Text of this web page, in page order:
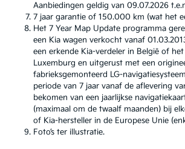
Aanbiedingen geldig van 09.07.2026
7 jaar garantie of 150.000 km (wat het
Het 7 Year Map Update programma
een Kia wagen verkocht vanaf
een erkende Kia-verdeler in België of
Luxemburg en uitgerust met een
fabrieksgemonteerd LG-
periode van 7 jaar vanaf de aflevering
bekomen van een jaarlijkse
(maximaal om de twaalf maanden) bij
of Kia-hersteller in de Europese Unie
Foto’s ter illustratie.